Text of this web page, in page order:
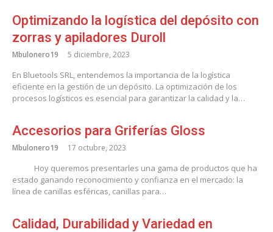
Optimizando la logística del depósito con
zorras y apiladores Duroll
Mbulonero19 5 diciembre, 2023
En Bluetools SRL, entendemos la importancia de la logística
eficiente en la gestión de un depósito. La optimización de los
procesos logísticos es esencial para garantizar la calidad y la…
Accesorios para Griferías Gloss
Mbulonero19 17 octubre, 2023
Hoy queremos presentarles una gama de productos que ha
estado ganando reconocimiento y confianza en el mercado: la
línea de canillas esféricas, canillas para…
Calidad, Durabilidad y Variedad en